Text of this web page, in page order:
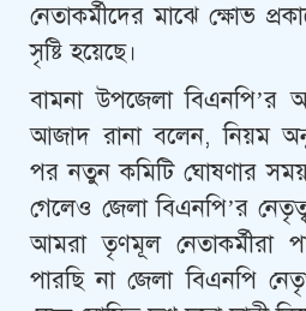
নেতাকর্মীদের মাঝে ক্ষোভ
সৃষ্টি হয়েছে।
বামনা উপজেলা
আজাদ রানা বলেন, নিয়ম
পর নতুন কমিটি ঘোষণার
গেলেও জেলা বিএনপি’র
আমরা তৃণমূল নেতাকর্মীরা
পারছি না জেলা বিএনপি